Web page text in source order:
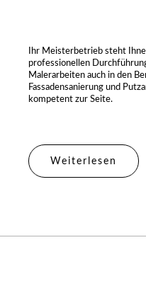
Ihr Meisterbetrieb steht
professionellen
Malerarbeiten auch in den
Fassadensanierung und
kompetent zur Seite.
Weiterlesen